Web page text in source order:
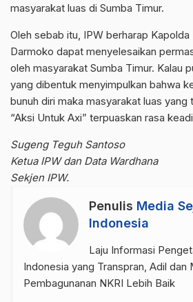
masyarakat luas di Sumba Timur.
Oleh sebab itu, IPW berharap Kapolda
Darmoko dapat menyelesaikan
oleh masyarakat Sumba Timur. Kalau
yang dibentuk menyimpulkan bahwa
bunuh diri maka masyarakat luas yang
“Aksi Untuk Axi” terpuaskan rasa
Sugeng Teguh Santoso
Ketua IPW dan Data Wardhana
Sekjen IPW.
Penulis Media
Indonesia
Laju Informasi
Indonesia yang Transpran, Adil dan
Pembagunanan NKRI Lebih Baik